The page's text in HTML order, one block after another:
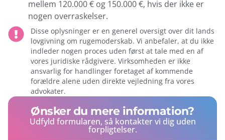
mellem 120.000 € og 150.000 €, hvis der ikke er
nogen overraskelser.
Disse oplysninger er en generel oversigt over dit lands
lovgivning om rugemoderskab. Vi anbefaler, at du ikke
indleder nogen proces uden først at tale med en af ​​
vores juridiske rådgivere. Virksomheden er ikke
ansvarlig for handlinger foretaget af kommende
forældre alene uden direkte vejledning fra vores
advokater.
Ønsker du mere information?
Udfyld formularen, så kontakter vi dig uden
forpligtelser.